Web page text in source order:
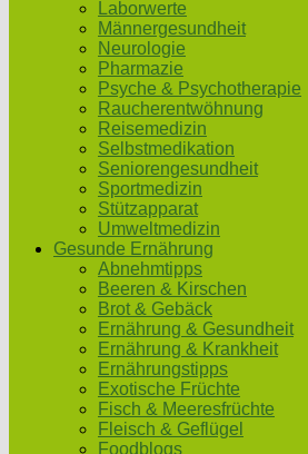
Laborwerte
Männergesundheit
Neurologie
Pharmazie
Psyche & Psychotherapie
Raucherentwöhnung
Reisemedizin
Selbstmedikation
Seniorengesundheit
Sportmedizin
Stützapparat
Umweltmedizin
Gesunde Ernährung
Abnehmtipps
Beeren & Kirschen
Brot & Gebäck
Ernährung & Gesundheit
Ernährung & Krankheit
Ernährungstipps
Exotische Früchte
Fisch & Meeresfrüchte
Fleisch & Geflügel
Foodblogs